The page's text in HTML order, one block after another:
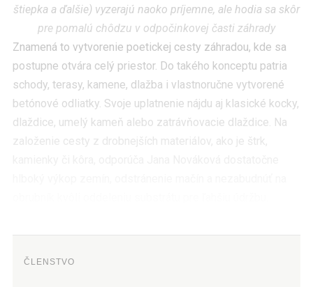
štiepka a ďalšie) vyzerajú naoko príjemne, ale hodia sa skôr
pre pomalú chôdzu v odpočinkovej časti záhrady
Znamená to vytvorenie poetickej cesty záhradou, kde sa
postupne otvára celý priestor. Do takého konceptu patria
schody, terasy, kamene, dlažba i vlastnoručne vytvorené
betónové odliatky. Svoje uplatnenie nájdu aj klasické kocky,
dlaždice, umelý kameň alebo zatrávňovacie dlaždice. Na
založenie cesty z drobnejších materiálov, ako je štrk,
ČLENSTVO